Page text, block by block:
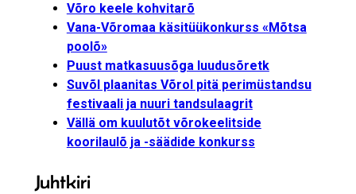
Võro keele kohvitarõ
Vana-Võromaa käsitüükonkurss «Mõtsa
poolõ»
Puust matkasuusõga luudusõretk
Suvõl plaanitas Võrol pitä perimüstandsu
festivaali ja nuuri tandsulaagrit
Vällä om kuulutõt võrokeelitside
koorilaulõ ja -säädide konkurss
Juhtkiri